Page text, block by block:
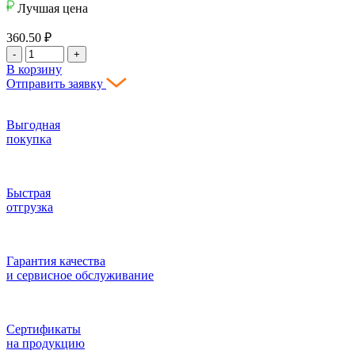
Лучшая цена
360.50 ₽
- +
В корзину
Отправить заявку
Выгодная
покупка
Быстрая
отгрузка
Гарантия качества
и сервисное обслуживание
Сертификаты
на продукцию